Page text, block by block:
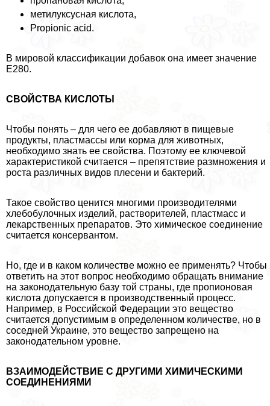
метилуксусная кислота,
Propionic acid.
В мировой классификации добавок она имеет значение
E280.
СВОЙСТВА КИСЛОТЫ
Чтобы понять – для чего ее добавляют в пищевые
продукты, пластмассы или корма для животных,
необходимо знать ее свойства. Поэтому ее ключевой
хаpaктеристикой считается – препятствие размножения и
роста различных видов плесени и бактерий.
Такое свойство ценится многими производителями
хлебобулочных изделий, растворителей, пластмасс и
лекарственных препаратов. Это химическое соединение
считается консервантом.
Но, где и в каком количестве можно ее применять? Чтобы
ответить на этот вопрос необходимо обращать внимание
на законодательную базу той страны, где пропионовая
кислота допускается в производственный процесс.
Например, в Российской Федерации это вещество
считается допустимым в определенном количестве, но в
соседней Украине, это вещество запрещено на
законодательном уровне.
ВЗАИМОДЕЙСТВИЕ С ДРУГИМИ ХИМИЧЕСКИМИ
СОЕДИНЕНИЯМИ